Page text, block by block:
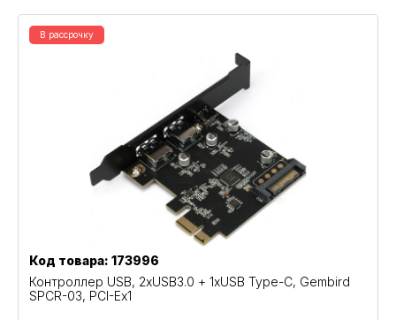
В рассрочку
Код товара: 173996
Контроллер USB, 2xUSB3.0 + 1xUSB Type-C, Gembird
SPCR-03, PCI-Ex1